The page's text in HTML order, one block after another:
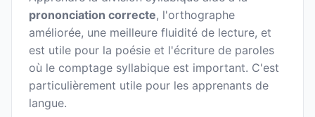
prononciation correcte, l'orthographe
améliorée, une meilleure fluidité de lecture, et
est utile pour la poésie et l'écriture de paroles
où le comptage syllabique est important. C'est
particulièrement utile pour les apprenants de
langue.